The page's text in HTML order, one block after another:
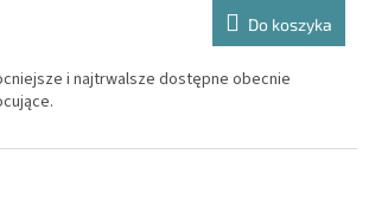
Do koszyka
i najtrwalsze dostępne obecnie